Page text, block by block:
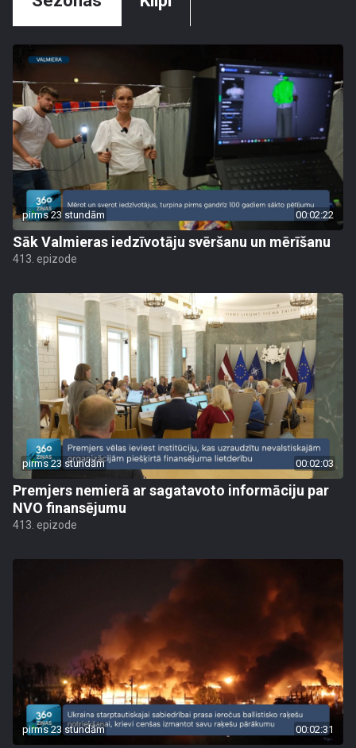
pirms 23 stundām 00:02:22
Sāk Valmieras iedzīvotāju svēršanu un mērīšanu
413. epizode
pirms 23 stundām 00:02:03
Premjers nemierā ar sagatavoto informāciju par
NVO finansējumu
413. epizode
pirms 23 stundām 00:02:31